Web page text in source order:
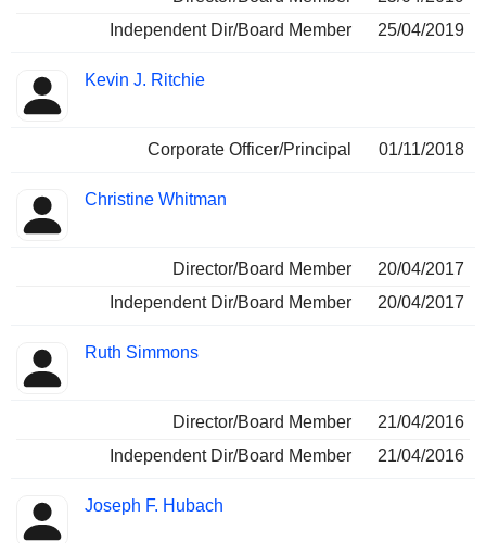
Independent Dir/Board Member
25/04/2019
Kevin J. Ritchie
Corporate Officer/Principal 01/11/2018
Christine Whitman
Director/Board Member
20/04/2017
Independent Dir/Board Member
20/04/2017
Ruth Simmons
Director/Board Member
21/04/2016
Independent Dir/Board Member
21/04/2016
Joseph F. Hubach